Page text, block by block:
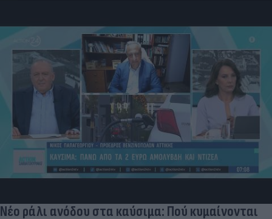
Νέο ράλι ανόδου στα καύσιμα: Πού κυμαίνονται